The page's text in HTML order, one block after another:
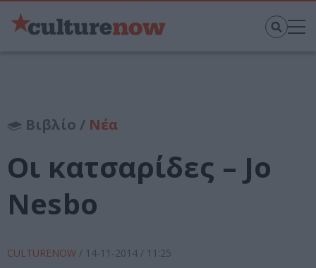
Βιβλίο / Νέα
Οι κατσαρίδες – Jo
Nesbο
CULTURENOW / 14-11-2014 / 11:25